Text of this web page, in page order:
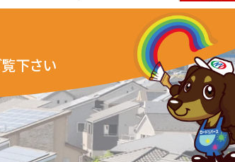
ショ
下さい